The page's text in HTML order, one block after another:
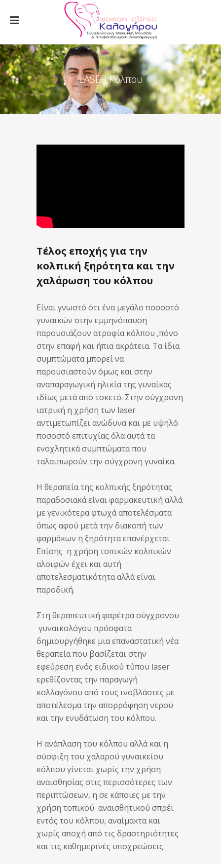
LASER Κόλπου
Τέλος εποχής για την
κολπική ξηρότητα και την
χαλάρωση του κόλπου
Είναι γνωστό ότι ένα μεγάλο ποσοστό
γυναικών στην εμμηνόπαυση
παρουσιάζουν ατροφία κόλπου ,πόνο
στην επαφή και ήπια ακράτεια. Τα ίδια
συμπτώματα μπορεί να
παρουσιαστούν όμως και στην
αναπαραγωγική ηλικία της γυναίκας
ιδίως μετά από τοκετό. Στην σύγχρονη
ιατρική η χρήση των laser
αντιμετωπίζει ανώδυνα και με υψηλό
ποσοστό επιτυχίας όλα αυτά τα
ενοχλητικά συμπτώματα που
ταλαιπωρούν την σύγχρονη γυναίκα.
Η θεραπεία της κολπικής ξηρότητας
παραδοσιακά είναι φαρμακευτική αλλά
με γενικότερα φτωχά αποτελέσματα
όπως αφού μετά την διακοπή των
φαρμάκων η ξηρότητα επανέρχεται
Επίσης η χρήση τοπικών κολπικών
αλοιφών έχει και αυτή
αποτελεσματικότητα αλλά είναι
παροδική.
Στη θεραπευτική φαρέτρα σύγχρονου
γυναικολόγου πρόσφατα
δημιουργήθηκε μια επαναστατική νέα
θεραπεία που βασίζεται στην
εφεύρεση ενός ειδικού τύπου laser
ερεθίζοντας την παραγωγή
κολλαγόνου από τους ινοβλάστες με
αποτέλεσμα την απορρόφηση νερού
και την ενυδάτωση του κόλπου.
Η ανάπλαση του κόλπου αλλά και η
σύσφιξη του χαλαρού γυναικείου
κόλπου γίνεται χωρίς την χρήση
αναισθησίας στις περισσότερες των
περιπτώσεων, η σε κάποιες με την
χρήση τοπικού αναισθητικού σπρέι
εντός του κόλπου, αναίμακτα και
χωρίς αποχή από τις δραστηριότητες
και τις καθημερινές υποχρεώσεις.